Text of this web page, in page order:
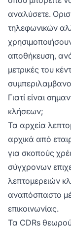
αναλύσετε.
τηλεφωνικών
αποθήκευση,
μετρικές του
Γιατί είναι
κλήσεων;
Τα αρχεία
αρχικά από
για σκοπούς
σύγχρονων
λεπτομερειών
αναπόσπαστο
επικοινωνίας.
Τα CDRs